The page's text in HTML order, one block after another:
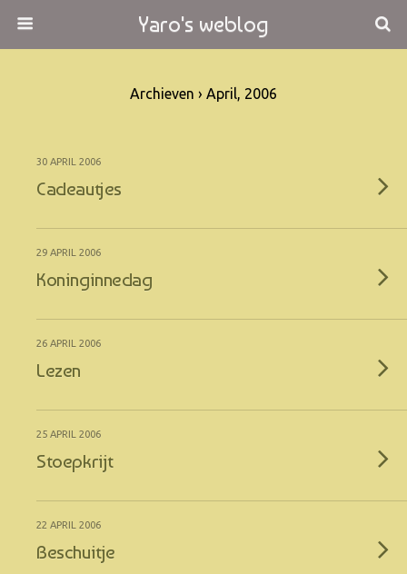
Yaro's weblog
Archieven › April, 2006
30 APRIL 2006
Cadeautjes
29 APRIL 2006
Koninginnedag
26 APRIL 2006
Lezen
25 APRIL 2006
Stoepkrijt
22 APRIL 2006
Beschuitje